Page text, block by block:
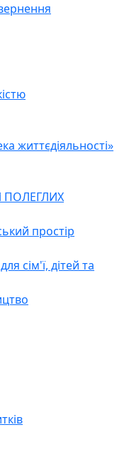
життєдіяльності»
ПОЛЕГЛИХ
простір
сім'ї, дітей та